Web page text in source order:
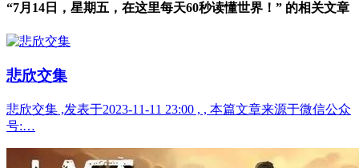
“7月14日，星期五，在这里每天60秒读懂世界！” 的相关文章
悲欣交集
悲欣交集 ,发表于2023-11-11 23:00 , , 本篇文章来源于微信公众
号:…